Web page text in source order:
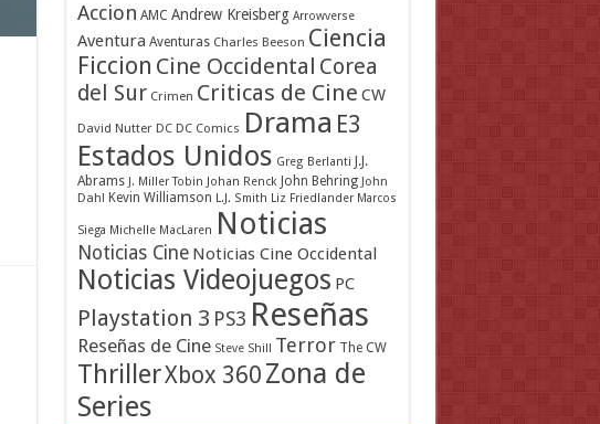
Accion AMC Andrew Kreisberg Arrowverse
Aventura Aventuras Charles Beeson Ciencia
Ficcion Cine Occidental Corea
del Sur Crimen Criticas de Cine CW
David Nutter DC DC Comics Drama E3
Estados Unidos Greg Berlanti
J.J.
Abrams J. Miller Tobin Johan Renck John Behring John
Dahl Kevin Williamson L.J. Smith Liz Friedlander Marcos
Siega Michelle MacLaren Noticias
Noticias Cine Noticias Cine Occidental
Noticias Videojuegos PC
Playstation 3 PS3 Reseñas
Reseñas de Cine Steve Shill Terror The CW
ThrillerXbox 360 Zona de
Series